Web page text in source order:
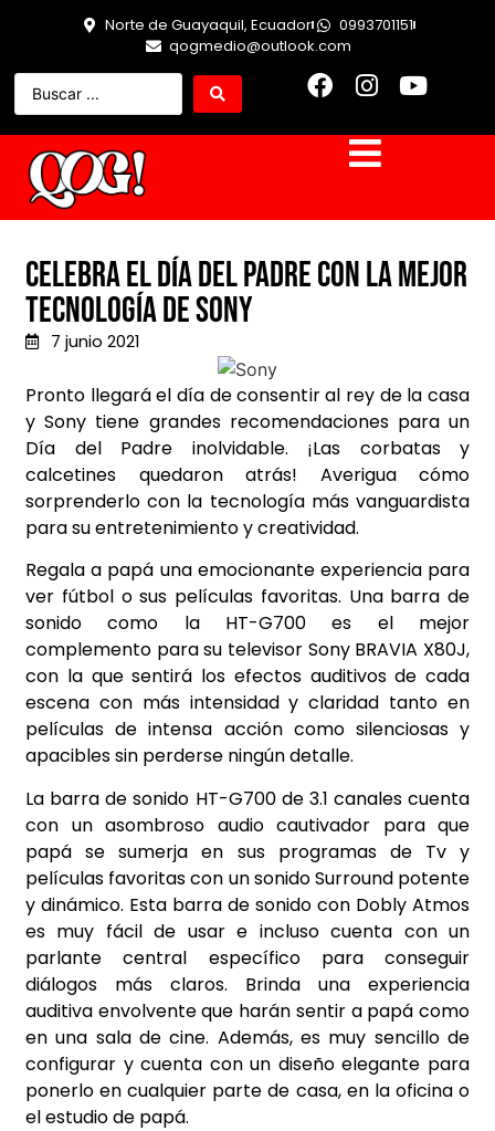
Norte de Guayaquil, Ecuador
0993701151
qogmedio@outlook.com
Celebra el Día del Padre con la mejor
tecnología de Sony
7 junio 2021
Pronto llegará el día de consentir al rey de la casa
y Sony tiene grandes recomendaciones para un
Día del Padre inolvidable. ¡Las corbatas y
calcetines quedaron atrás! Averigua cómo
sorprenderlo con la tecnología más vanguardista
para su entretenimiento y creatividad.
Regala a papá una emocionante experiencia para
ver fútbol o sus películas favoritas. Una barra de
sonido como la HT-G700 es el mejor
complemento para su televisor Sony BRAVIA X80J,
con la que sentirá los efectos auditivos de cada
escena con más intensidad y claridad tanto en
películas de intensa acción como silenciosas y
apacibles sin perderse ningún detalle.
La barra de sonido HT-G700 de 3.1 canales cuenta
con un asombroso audio cautivador para que
papá se sumerja en sus programas de Tv y
películas favoritas con un sonido Surround potente
y dinámico. Esta barra de sonido con Dobly Atmos
es muy fácil de usar e incluso cuenta con un
parlante central específico para conseguir
diálogos más claros. Brinda una experiencia
auditiva envolvente que harán sentir a papá como
en una sala de cine. Además, es muy sencillo de
configurar y cuenta con un diseño elegante para
ponerlo en cualquier parte de casa, en la oficina o
el estudio de papá.